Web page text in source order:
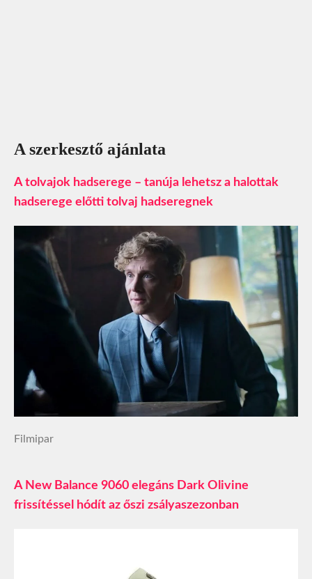
A szerkesztő ajánlata
A tolvajok hadserege – tanúja lehetsz a halottak
hadserege előtti tolvaj hadseregnek
Filmipar
A New Balance 9060 elegáns Dark Olivine
frissítéssel hódít az őszi zsályaszezonban